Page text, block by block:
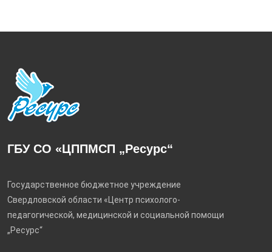
ГБУ СО «ЦППМСП „Ресурс“
Государственное бюджетное учреждение
Свердловской области «Центр психолого-
педагогической, медицинской и социальной помощи
„Ресурс“